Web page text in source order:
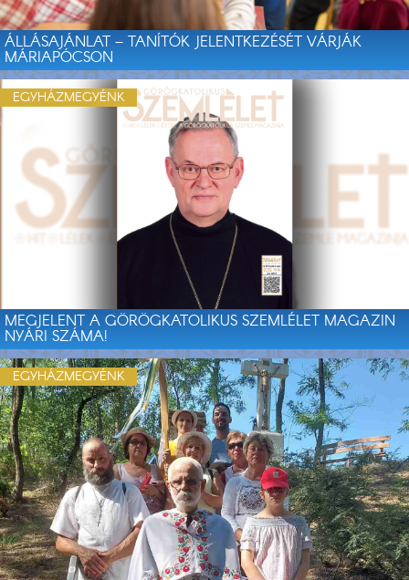
ÁLLÁSAJÁNLAT – TANÍTÓK JELENTKEZÉSÉT VÁRJÁK
MÁRIAPÓCSON
MEGJELENT A GÖRÖGKATOLIKUS SZEMLÉLET MAGAZIN
NYÁRI SZÁMA!
EGYHÁZMEGYÉNK
EGYHÁZMEGYÉNK